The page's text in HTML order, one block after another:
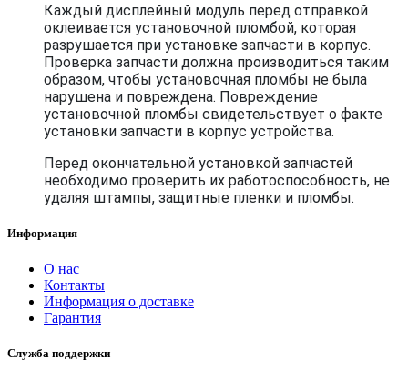
Каждый дисплейный модуль перед отправкой
оклеивается установочной пломбой, которая
разрушается при установке запчасти в корпус.
Проверка запчасти должна производиться таким
образом, чтобы установочная пломбы не была
нарушена и повреждена. Повреждение
установочной пломбы свидетельствует о факте
установки запчасти в корпус устройства.
Перед окончательной установкой запчастей
необходимо проверить их работоспособность, не
удаляя штампы, защитные пленки и пломбы.
Информация
О нас
Контакты
Информация о доставке
Гарантия
Служба поддержки